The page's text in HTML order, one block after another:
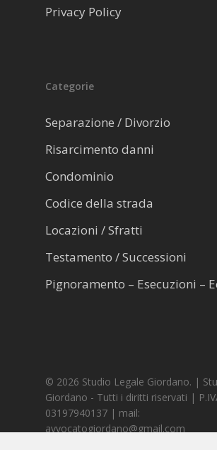
Privacy Policy
Categorie
Separazione / Divorzio
Risarcimento danni
Condominio
Codice della strada
Locazioni / Sfratti
Testamento / Successioni
Pignoramento – Esecuzioni –
© 2026 Studio Legale Giordano. |
Giordano - Tutti i diritti riservati |
03197940137 | mail:
avvocatogiordano@gmail.com